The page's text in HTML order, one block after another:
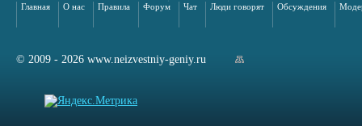
Главная О нас Правила Форум Чат Люди говорят Обсуждения
© 2009 - 2026 www.neizvestniy-geniy.ru
сайта